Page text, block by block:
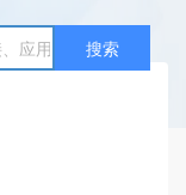
搜索